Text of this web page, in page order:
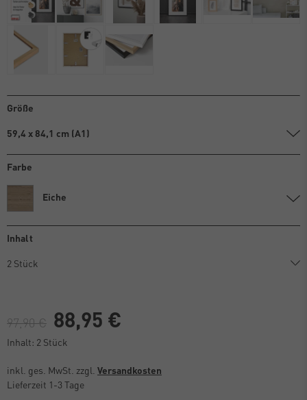
Größe
59,4 x 84,1 cm (A1)
Farbe
Eiche
Inhalt
97,90 € 88,95 €
Inhalt: 2 Stück
inkl. ges. MwSt. zzgl. Versandkosten
Lieferzeit 1-3 Tage